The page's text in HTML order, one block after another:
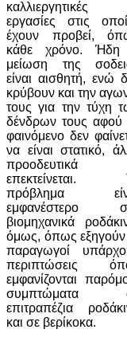
καλλιεργητικές
εργασίες στις
έχουν προβεί,
κάθε χρόνο.
μείωση της
είναι αισθητή, ενώ
κρύβουν και την
τους για την τύχη
δένδρων τους αφού
φαινόμενο δεν
να είναι στατικό,
προοδευτικά
επεκτείνεται.
πρόβλημα
εμφανέστερο
βιομηχανικά
όμως, όπως εξηγούν
παραγωγοί
περιπτώσεις
εμφανίζονται
συμπτώματα
επιτραπέζια
και σε βερίκοκα.